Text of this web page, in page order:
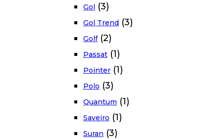
Gol (3)
Gol Trend (3)
Golf (2)
Passat (1)
Pointer (1)
Polo (3)
Quantum (1)
Saveiro (1)
Suran (3)